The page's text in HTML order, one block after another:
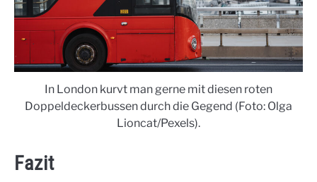
In London kurvt man gerne mit diesen roten
Doppeldeckerbussen durch die Gegend (Foto: Olga
Lioncat/Pexels).
Fazit